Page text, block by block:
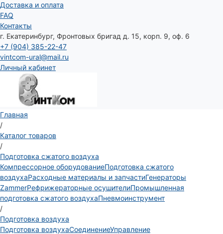
Доставка и оплата
FAQ
Контакты
г. Екатеринбург, Фронтовых бригад д. 15, корп. 9, оф. 6
+7 (904) 385-22-47
vintcom-ural@mail.ru
Личный кабинет
Главная
/
Каталог товаров
/
Подготовка сжатого воздуха
Компрессорное оборудованиеПодготовка сжатого
воздухаРасходные материалы и запчастиГенераторы
ZammerРефрижераторные осушителиПромышленная
подготовка сжатого воздухаПневмоинструмент
/
Подготовка воздуха
Подготовка воздухаСоединениеУправление